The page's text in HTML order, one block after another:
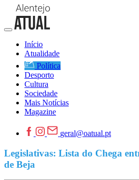
Início
Atualidade
Política
Desporto
Cultura
Sociedade
Mais Notícias
Magazine
geral@oatual.pt
Legislativas: Lista do Chega
de Beja